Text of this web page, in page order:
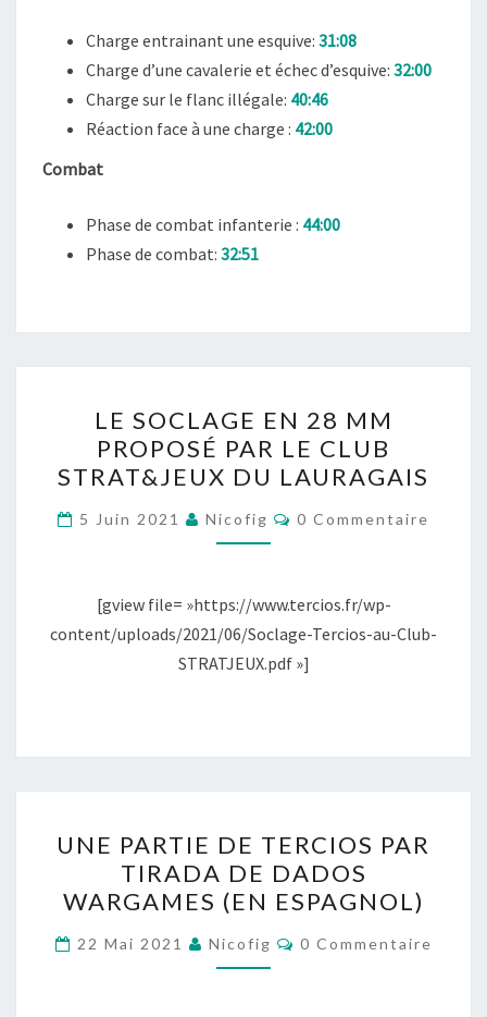
Charge entrainant une esquive: 31:08
Charge d’une cavalerie et échec d’esquive: 32:00
Charge sur le flanc illégale: 40:46
Réaction face à une charge : 42:00
Combat
Phase de combat infanterie : 44:00
Phase de combat: 32:51
SOCLAGE
EN
28
MM
PROPOSÉ
LE
CLUB
STRAT&JEUX
LE SOCLAGE EN 28 MM
PROPOSÉ PAR LE CLUB
STRAT&JEUX DU LAURAGAIS
5 Juin 2021 Nicofig Commentaires
0 Commentaire
[gview file= »https://www.tercios.fr/wp-
content/uploads/2021/06/Soclage-Tercios-au-Club-
STRATJEUX.pdf »]
PARTIE
DE
TERCIOS
PAR
TIRADA
UNE PARTIE DE TERCIOS PAR
TIRADA DE DADOS
WARGAMES (EN ESPAGNOL)
22 Mai 2021 Nicofig Commentaires
0 Commentaire